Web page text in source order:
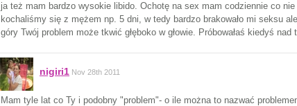
ja też mam bardzo wysokie libido. Ochotę na sex mam codziennie co
kochaliśmy się z mężem np. 5 dni, w tedy bardzo brakowało mi seksu
góry Twój problem może tkwić głęboko w głowie. Próbowałaś kiedyś
nigiri1 Nov 28th 2011
Mam tyle lat co Ty i podobny "problem"- o ile można to nazwać